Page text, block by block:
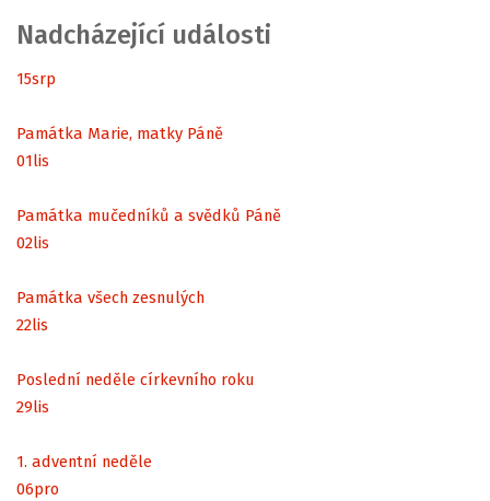
Nadcházející události
15srp
Památka Marie, matky Páně
01lis
Památka mučedníků a svědků Páně
02lis
Památka všech zesnulých
22lis
Poslední neděle církevního roku
29lis
1. adventní neděle
06pro